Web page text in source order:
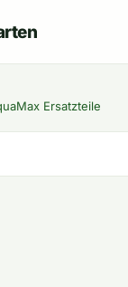
Ersatzteile